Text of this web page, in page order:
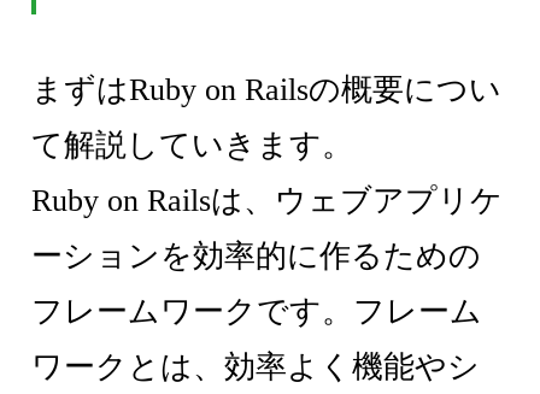
まずはRuby on Railsの概要につい
て解説していきます。
Ruby on Railsは、ウェブアプリケ
ーションを効率的に作るための
フレームワークです。フレーム
ワークとは、効率よく機能やシ